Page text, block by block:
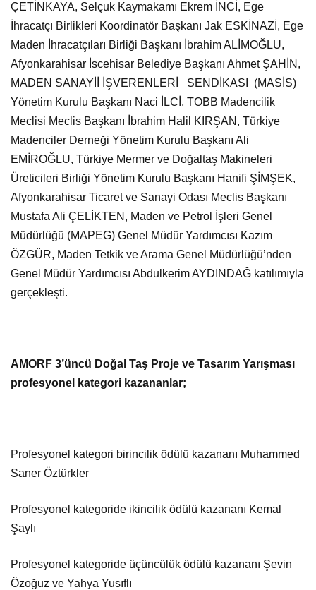
ÇETİNKAYA, Selçuk Kaymakamı Ekrem İNCİ, Ege
İhracatçı Birlikleri Koordinatör Başkanı Jak ESKİNAZİ, Ege
Maden İhracatçıları Birliği Başkanı İbrahim ALİMOĞLU,
Afyonkarahisar İscehisar Belediye Başkanı Ahmet ŞAHİN,
MADEN SANAYİİ İŞVERENLERİ SENDİKASI (MASİS)
Yönetim Kurulu Başkanı Naci İLCİ, TOBB Madencilik
Meclisi Meclis Başkanı İbrahim Halil KIRŞAN, Türkiye
Madenciler Derneği Yönetim Kurulu Başkanı Ali
EMİROĞLU, Türkiye Mermer ve Doğaltaş Makineleri
Üreticileri Birliği Yönetim Kurulu Başkanı Hanifi ŞİMŞEK,
Afyonkarahisar Ticaret ve Sanayi Odası Meclis Başkanı
Mustafa Ali ÇELİKTEN, Maden ve Petrol İşleri Genel
Müdürlüğü (MAPEG) Genel Müdür Yardımcısı Kazım
ÖZGÜR, Maden Tetkik ve Arama Genel Müdürlüğü’nden
Genel Müdür Yardımcısı Abdulkerim AYDINDAĞ katılımıyla
gerçekleşti.
AMORF 3’üncü Doğal Taş Proje ve Tasarım Yarışması
profesyonel kategori kazananlar;
Profesyonel kategori birincilik ödülü kazananı Muhammed
Saner Öztürkler
Profesyonel kategoride ikincilik ödülü kazananı Kemal
Şaylı
Profesyonel kategoride üçüncülük ödülü kazananı Şevin
Özoğuz ve Yahya Yusıflı